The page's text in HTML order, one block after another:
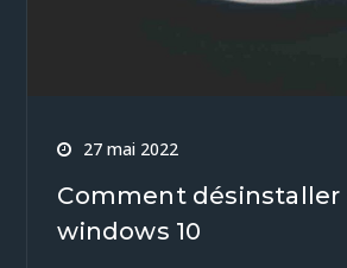
27 mai 2022
Comment
windows 10